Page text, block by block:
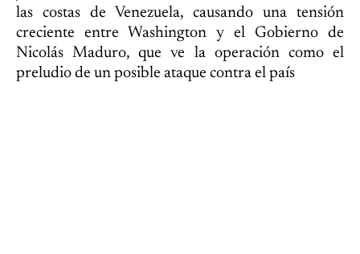
las costas de Venezuela, causando una tensión
creciente entre Washington y el Gobierno de
Nicolás Maduro, que ve la operación como el
preludio de un posible ataque contra el país